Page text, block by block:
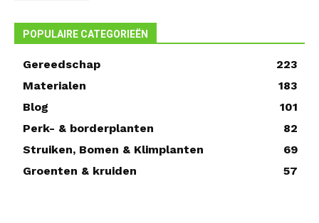
POPULAIRE CATEGORIEËN
Gereedschap
223
Materialen
183
Blog
101
Perk- & borderplanten
82
Struiken, Bomen & Klimplanten
69
Groenten & kruiden
57